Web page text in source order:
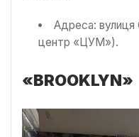
Адреса: вулиця
центр «ЦУМ»).
«BROOKLYN»